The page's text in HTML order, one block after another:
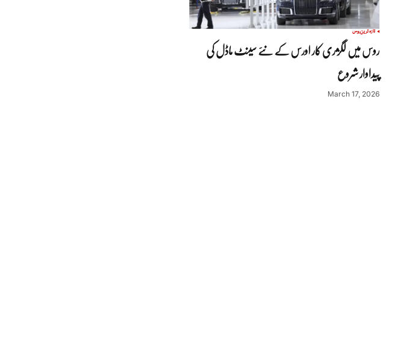
تازہ ترینروس
روس میں لگژری کار اورس کے نئے سینٹ ماڈل کی
پیداوار شروع
March 17, 2026